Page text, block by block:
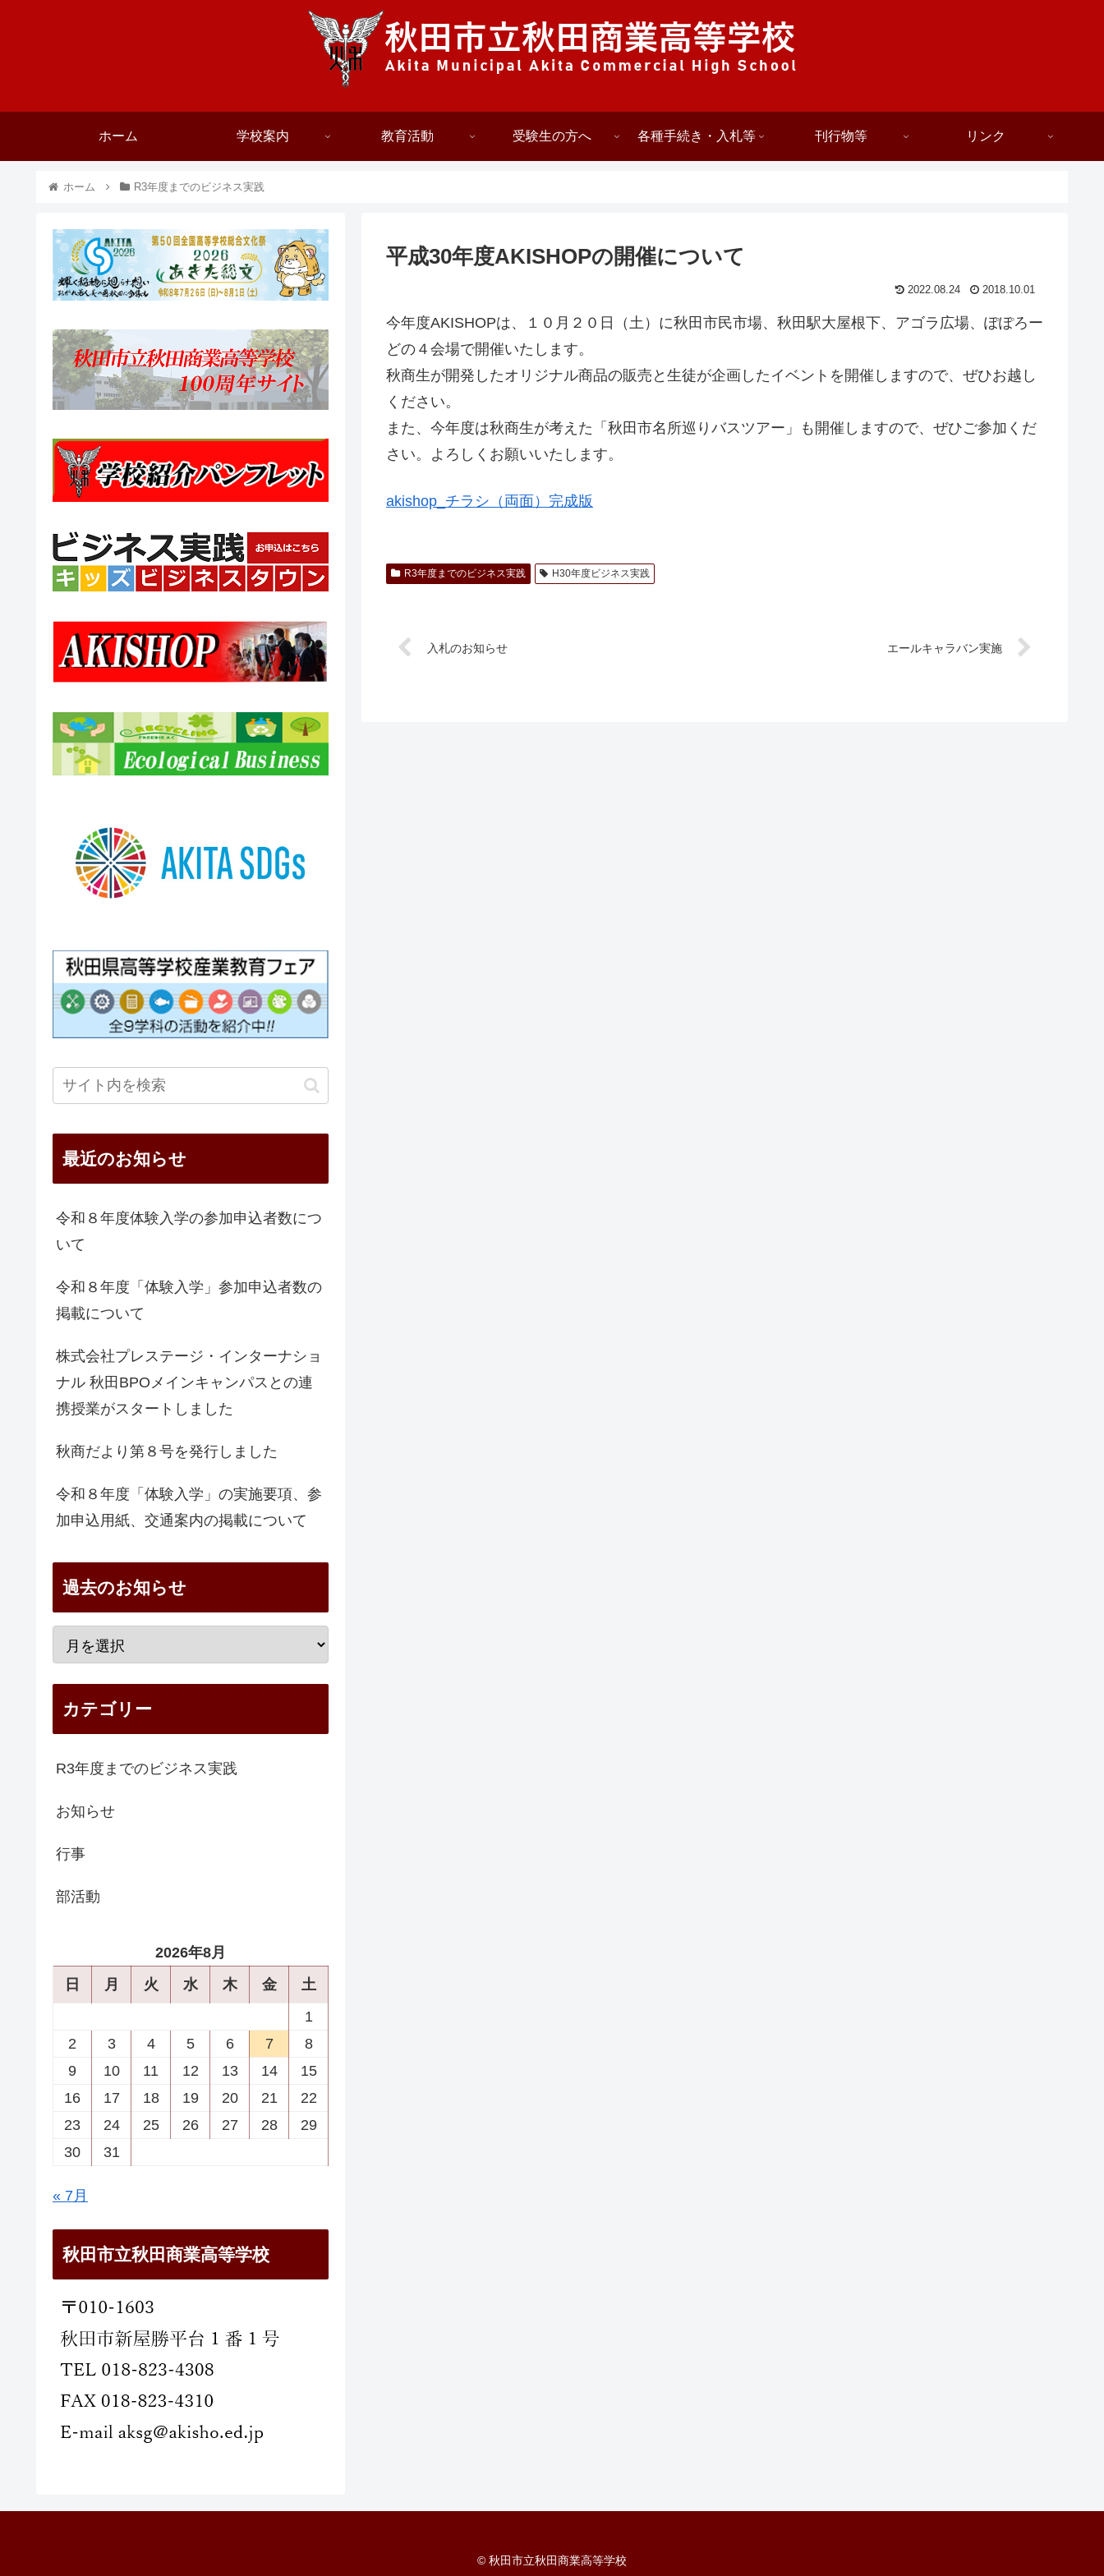
ホーム 学校案内 教育活動 受験生の方へ 各種手続き・入札等 刊行物等 リンク
ホーム R3年度までのビジネス実践
平成30年度AKISHOPの開催について
2022.08.24 2018.10.01
今年度AKISHOPは、１０月２０日（土）に秋田市民市場、秋田駅大屋根下、アゴラ広場、ぽぽろー
どの４会場で開催いたします。
秋商生が開発したオリジナル商品の販売と生徒が企画したイベントを開催しますので、ぜひお越し
ください。
また、今年度は秋商生が考えた「秋田市名所巡りバスツアー」も開催しますので、ぜひご参加くだ
さい。よろしくお願いいたします。
akishop_チラシ（両面）完成版
R3年度までのビジネス実践 H30年度ビジネス実践
入札のお知らせ エールキャラバン実施
最近のお知らせ
令和８年度体験入学の参加申込者数につ
いて
令和８年度「体験入学」参加申込者数の
掲載について
株式会社プレステージ・インターナショ
ナル 秋田BPOメインキャンパスとの連
携授業がスタートしました
秋商だより第８号を発行しました
令和８年度「体験入学」の実施要項、参
加申込用紙、交通案内の掲載について
過去のお知らせ
カテゴリー
R3年度までのビジネス実践
お知らせ
行事
部活動
2026年8月
日
月 火 水 木 金
土
1
2
3 4 5 6 7
8
9
10 11 12 13 14
15
16
17 18 19 20 21
22
23
24 25 26 27 28
29
30
31
« 7月
秋田市立秋田商業高等学校
© 秋田市立秋田商業高等学校